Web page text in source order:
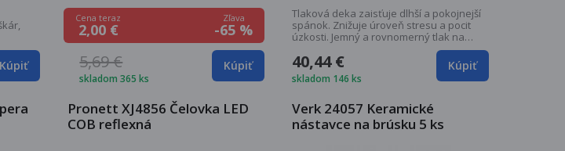
Kúpiť
Cena teraz
2,00 €
Zľava
-65 %
5,69 €
skladom 365 ks
Kúpiť
Tlaková deka zaisťuje dlhší a pokojnejší
spánok. Znižuje úroveň stresu a pocit
úzkosti. Jemný a rovnomerný tlak na
40,44 €
skladom 146 ks
Kúpiť
Pronett XJ4856 Čelovka LED
COB reflexná
Verk 24057 Keramické
nástavce na brúsku 5 ks